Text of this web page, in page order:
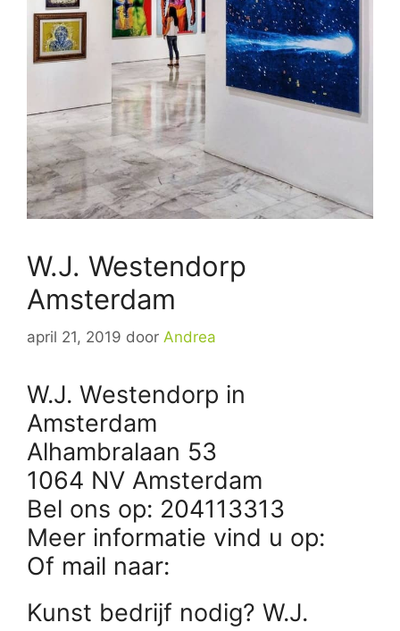
W.J. Westendorp
Amsterdam
april 21, 2019 door Andrea
W.J. Westendorp in
Amsterdam
Alhambralaan 53
1064 NV Amsterdam
Bel ons op: 204113313
Meer informatie vind u op:
Of mail naar:
Kunst bedrijf nodig? W.J.